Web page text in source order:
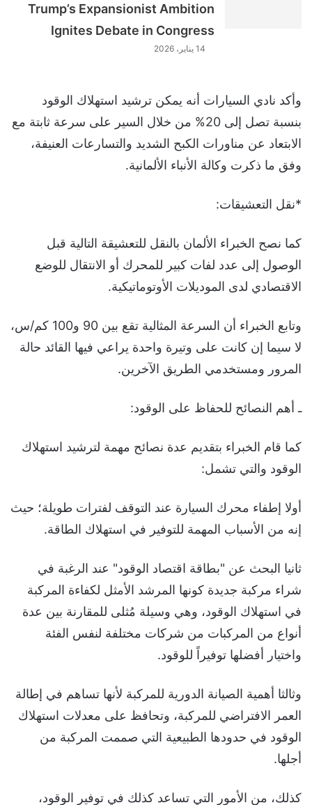
Trump’s Expansionist Ambition
Ignites Debate in Congress
14 يناير، 2026
وأكد نادي السيارات أنه يمكن ترشيد استهلاك الوقود
بنسبة تصل إلى 20% من خلال السير على سرعة ثابتة مع
الابتعاد عن مناورات الكبح الشديد والتسارعات العنيفة،
وفق ما ذكرت وكالة الأنباء الألمانية.
*نقل التعشيقات:
كما نصح الخبراء الألمان بالنقل للتعشيقة التالية قبل
الوصول إلى عدد لفات كبير للمحرك أو الانتقال للوضع
الاقتصادي لدى الموديلات الأوتوماتيكية.
وتابع الخبراء أن السرعة المثالية تقع بين 90 و100 كم/س،
لا سيما إن كانت على وتيرة واحدة يراعي فيها القائد حالة
المرور ومستخدمي الطريق الآخرين.
ـ أهم النصائح للحفاظ على الوقود:
كما قام الخبراء بتقديم عدة نصائح مهمة لترشيد استهلاك
الوقود والتي تشمل:
أولا إطفاء محرك السيارة عند التوقف لفترات طويلة؛ حيث
إنه من الأسباب المهمة للتوفير في استهلاك الطاقة.
ثانيا البحث عن "بطاقة اقتصاد الوقود" عند الرغبة في
شراء مركبة جديدة كونها المرشد الأمثل لكفاءة المركبة
في استهلاك الوقود، وهي وسيلة مُثلى للمقارنة بين عدة
أنواع من المركبات من شركات مختلفة لنفس الفئة
واختيار أفضلها توفيراً للوقود.
وثالثا أهمية الصيانة الدورية للمركبة لأنها تساهم في إطالة
العمر الافتراضي للمركبة، وتحافظ على معدلات استهلاك
الوقود في حدودها الطبيعية التي صممت المركبة من
أجلها.
كذلك، من الأمور التي تساعد كذلك في توفير الوقود،